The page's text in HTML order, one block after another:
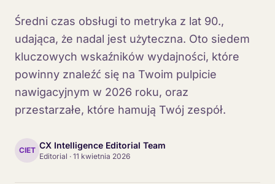
Średni czas obsługi to metryka z lat 90.,
udająca, że nadal jest użyteczna. Oto siedem
kluczowych wskaźników wydajności, które
powinny znaleźć się na Twoim pulpicie
nawigacyjnym w 2026 roku, oraz
przestarzałe, które hamują Twój zespół.
CIET CX Intelligence Editorial Team
Editorial · 11 kwietnia 2026